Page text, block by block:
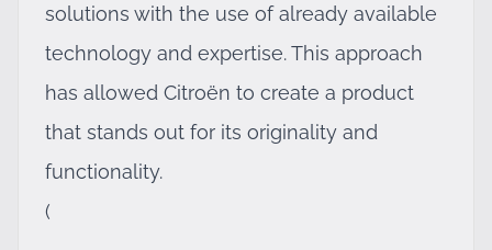
solutions with the use of already available
technology and expertise. This approach
has allowed Citroën to create a product
that stands out for its originality and
functionality.
(